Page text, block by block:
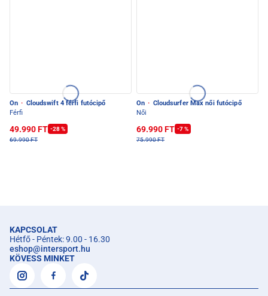
On · Cloudswift 4 férfi futócipő
Férfi
49.990 FT -28 %
69.990 FT
On · Cloudsurfer Max női futócipő
Női
69.990 FT -7 %
75.990 FT
KAPCSOLAT
Hétfő - Péntek: 9.00 - 16.30
eshop@intersport.hu
KÖVESS MINKET